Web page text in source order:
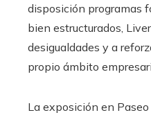
disposición programas
bien estructurados,
desigualdades y a
propio ámbito
La exposición en